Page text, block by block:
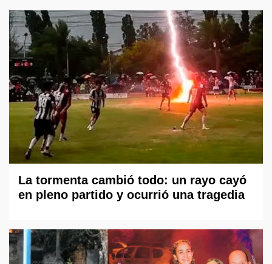
La tormenta cambió todo: un rayo cayó
en pleno partido y ocurrió una tragedia